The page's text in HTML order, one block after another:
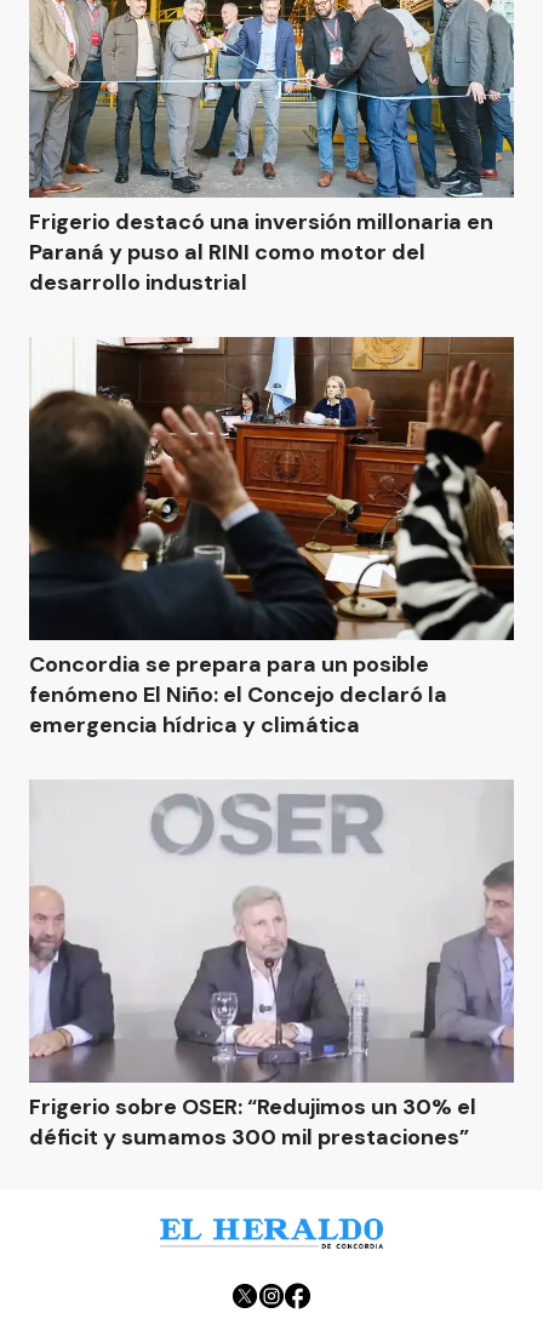
Frigerio destacó una inversión millonaria en
Paraná y puso al RINI como motor del
desarrollo industrial
Concordia se prepara para un posible
fenómeno El Niño: el Concejo declaró la
emergencia hídrica y climática
Frigerio sobre OSER: “Redujimos un 30% el
déficit y sumamos 300 mil prestaciones”